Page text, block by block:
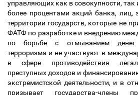
управляющих как в совокупности, так
более процентами акций банка, лиц,
территории государств, которые не
ФАТФ по разработке и внедрению
по борьбе с отмыванием денег
терроризма и не участвуют в
в сфере противодействия
преступных доходов и
экстремистской деятельности, и в
призывает государства-члены